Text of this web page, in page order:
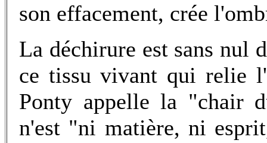
son effacement, crée
La déchirure est sans nul
ce tissu vivant qui relie
Ponty appelle la "chair
n'est "ni matière, ni